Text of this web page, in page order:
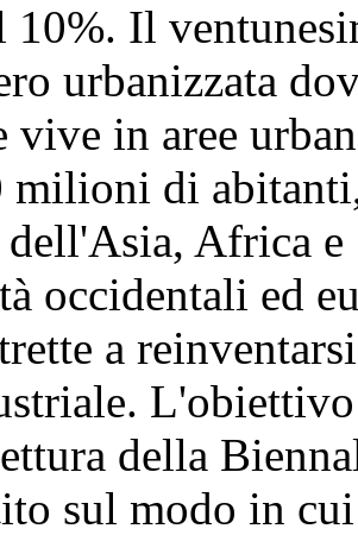
10%. Il
urbanizzata
vive in aree
di
Africa
occidentali ed
a
della
sul modo in